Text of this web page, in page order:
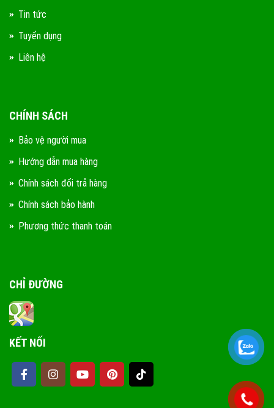
Tin tức
Tuyển dụng
Liên hệ
CHÍNH SÁCH
Bảo vệ người mua
Hướng dẫn mua hàng
Chính sách đổi trả hàng
Chính sách bảo hành
Phương thức thanh toán
CHỈ ĐƯỜNG
KẾT NỐI